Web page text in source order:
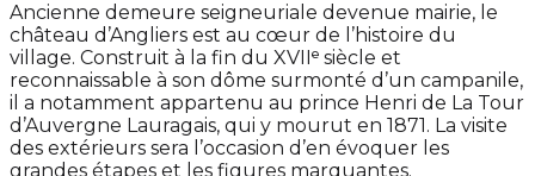
Ancienne demeure seigneuriale devenue mairie, le
château d’Angliers est au cœur de l’histoire du
village. Construit à la fin du XVIIᵉ siècle et
reconnaissable à son dôme surmonté d’un campanile,
il a notamment appartenu au prince Henri de La Tour
d’Auvergne Lauragais, qui y mourut en 1871. La visite
des extérieurs sera l’occasion d’en évoquer les
grandes étapes et les figures marquantes.